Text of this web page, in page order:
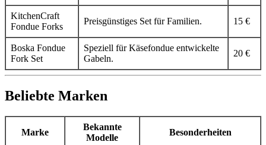
KitchenCraft
Fondue Forks
Preisgünstiges Set für Familien. 15 €
Boska Fondue
Fork Set
Speziell für Käsefondue entwickelte
Gabeln.
20 €
Beliebte Marken
Marke
Bekannte
Modelle
Besonderheiten